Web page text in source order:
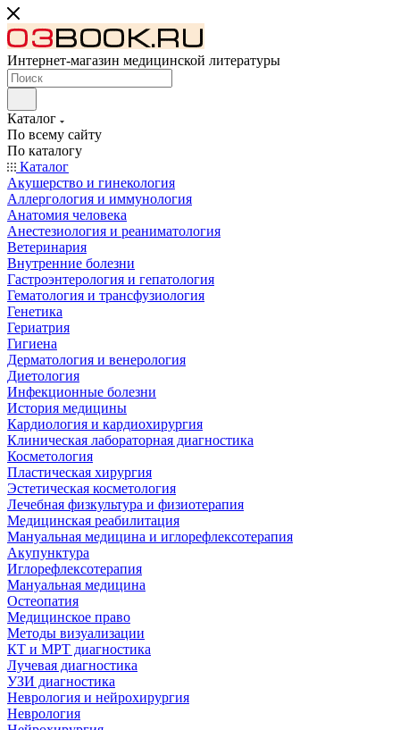
Интернет-магазин медицинской литературы
Каталог
По всему сайту
По каталогу
Каталог
Акушерство и гинекология
Аллергология и иммунология
Анатомия человека
Анестезиология и реаниматология
Ветеринария
Внутренние болезни
Гастроэнтерология и гепатология
Гематология и трансфузиология
Генетика
Гериатрия
Гигиена
Дерматология и венерология
Диетология
Инфекционные болезни
История медицины
Кардиология и кардиохирургия
Клиническая лабораторная диагностика
Косметология
Пластическая хирургия
Эстетическая косметология
Лечебная физкультура и физиотерапия
Медицинская реабилитация
Мануальная медицина и иглорефлексотерапия
Акупунктура
Иглорефлексотерапия
Мануальная медицина
Остеопатия
Медицинское право
Методы визуализации
КТ и МРТ диагностика
Лучевая диагностика
УЗИ диагностика
Неврология и нейрохирургия
Неврология